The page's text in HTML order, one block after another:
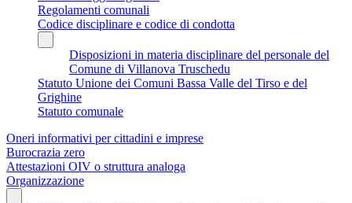
Regolamenti comunali
Codice disciplinare e codice di condotta
Disposizioni in materia disciplinare del personale del
Comune di Villanova Truschedu
Statuto Unione dei Comuni Bassa Valle del Tirso e del
Grighine
Statuto comunale
Oneri informativi per cittadini e imprese
Burocrazia zero
Attestazioni OIV o struttura analoga
Organizzazione